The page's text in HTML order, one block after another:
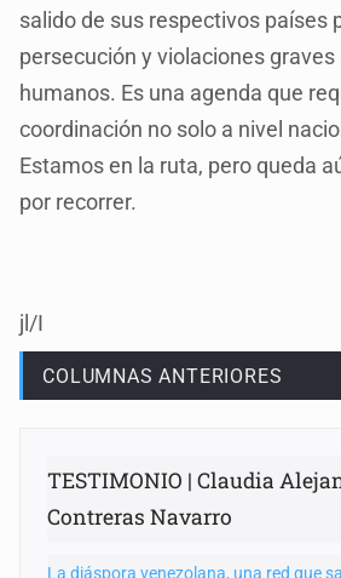
salido de sus respectivos países
persecución y violaciones
humanos. Es una agenda que
coordinación no solo a nivel
Estamos en la ruta, pero queda
por recorrer.
jl/I
COLUMNAS ANTERIORES
TESTIMONIO | Claudia
Contreras Navarro
La diáspora venezolana, una red que